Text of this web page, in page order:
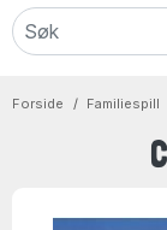
Forside Familiespill